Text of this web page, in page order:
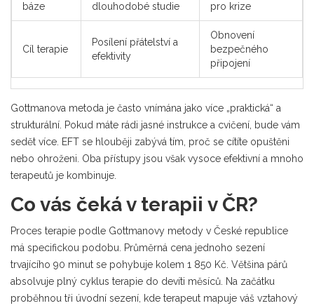
báze
dlouhodobé studie
pro krize
Cíl terapie
Posílení přátelství a
efektivity
Obnovení
bezpečného
připojení
Gottmanova metoda je často vnímána jako více „praktická“ a
strukturální. Pokud máte rádi jasné instrukce a cvičení, bude vám
sedět více. EFT se hlouběji zabývá tím, proč se cítíte opuštěni
nebo ohroženi. Oba přístupy jsou však vysoce efektivní a mnoho
terapeutů je kombinuje.
Co vás čeká v terapii v ČR?
Proces terapie podle Gottmanovy metody v České republice
má specifickou podobu. Průměrná cena jednoho sezení
trvajícího 90 minut se pohybuje kolem 1 850 Kč. Většina párů
absolvuje plný cyklus terapie do devíti měsíců. Na začátku
proběhnou tři úvodní sezení, kde terapeut mapuje váš vztahový